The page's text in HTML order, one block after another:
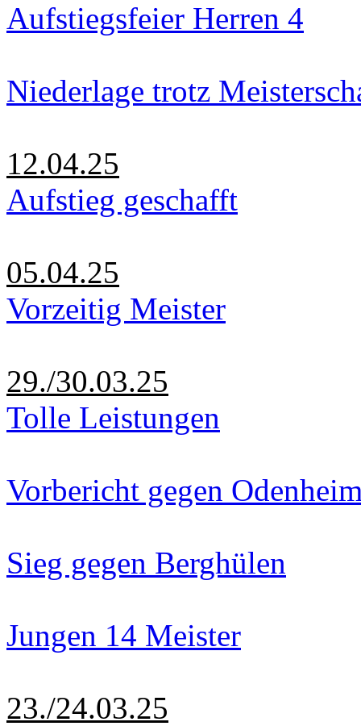
Aufstiegsfeier Herren 4
Niederlage trotz
12.04.25
Aufstieg geschafft
05.04.25
Vorzeitig Meister
29./30.03.25
Tolle Leistungen
Vorbericht gegen
Sieg gegen Berghülen
Jungen 14 Meister
23./24.03.25